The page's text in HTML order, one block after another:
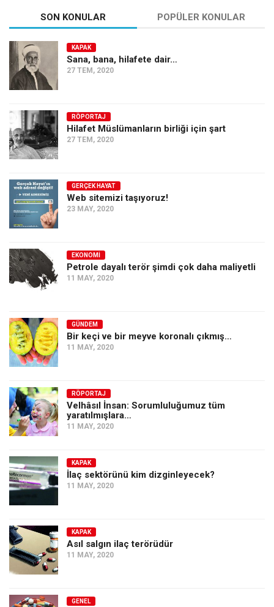
SON KONULAR POPÜLER KONULAR
KAPAK
Sana, bana, hilafete dair…
27 TEM, 2020
RÖPORTAJ
Hilafet Müslümanların birliği için şart
27 TEM, 2020
GERÇEK HAYAT
Web sitemizi taşıyoruz!
23 MAY, 2020
EKONOMI
Petrole dayalı terör şimdi çok daha maliyetli
11 MAY, 2020
GÜNDEM
Bir keçi ve bir meyve koronalı çıkmış…
11 MAY, 2020
RÖPORTAJ
Velhâsıl İnsan: Sorumluluğumuz tüm
yaratılmışlara…
11 MAY, 2020
KAPAK
İlaç sektörünü kim dizginleyecek?
11 MAY, 2020
KAPAK
Asıl salgın ilaç terörüdür
11 MAY, 2020
GENEL